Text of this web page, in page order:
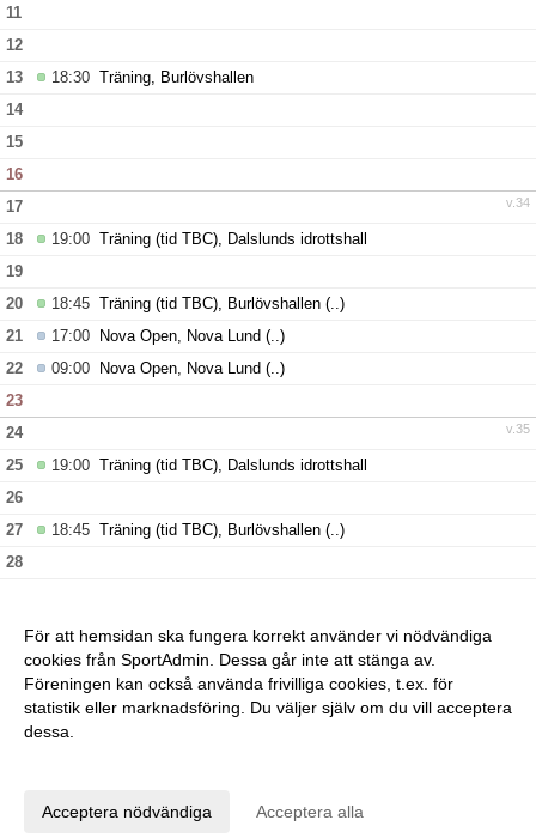
11
12
13
18:30 Träning, Burlövshallen
14
15
16
v.34
17
18
19:00 Träning (tid TBC), Dalslunds idrottshall
19
20
18:45 Träning (tid TBC), Burlövshallen (..)
21
17:00 Nova Open, Nova Lund (..)
22
09:00 Nova Open, Nova Lund (..)
23
v.35
24
25
19:00 Träning (tid TBC), Dalslunds idrottshall
26
27
18:45 Träning (tid TBC), Burlövshallen (..)
28
För att hemsidan ska fungera korrekt använder vi nödvändiga
cookies från SportAdmin. Dessa går inte att stänga av.
Föreningen kan också använda frivilliga cookies, t.ex. för
statistik eller marknadsföring. Du väljer själv om du vill acceptera
dessa.
Acceptera nödvändiga Acceptera alla